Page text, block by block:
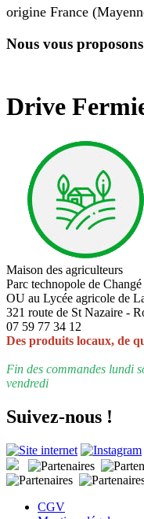
origine France
Nous vous
Drive
Maison des agriculteurs
Parc technopole de Changé
OU au Lycée agricole de
321 route de St Nazaire -
07 59 77 34 12
Des produits locaux, de
Fin des commandes lundi
vendredi
Suivez-nous !
CGV